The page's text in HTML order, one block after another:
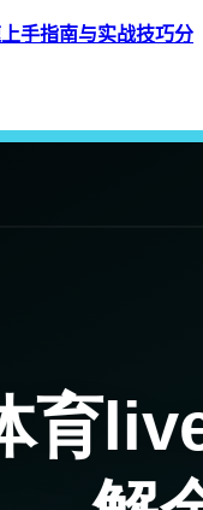
手指南与实战技巧分